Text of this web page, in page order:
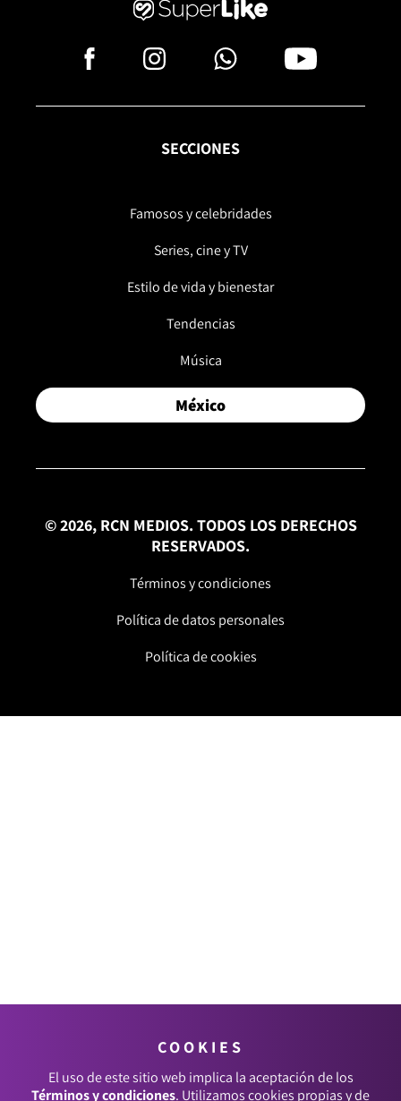
SECCIONES
Famosos y celebridades
Series, cine y TV
Estilo de vida y bienestar
Tendencias
Música
México
© 2026, RCN MEDIOS. TODOS LOS DERECHOS
RESERVADOS.
Términos y condiciones
Política de datos personales
Política de cookies
COOKIES
El uso de este sitio web implica la aceptación de los
Términos y condiciones. Utilizamos cookies propias y de